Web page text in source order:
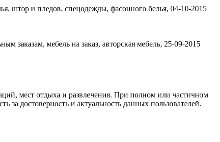
штор и пледов, спецодежды, фасонного белья, 04-10-2015
заказам, мебель на заказ, авторская мебель, 25-09-2015
мест отдыха и развлечения. При полном или частичном
за достоверность и актуальность данных пользователей.